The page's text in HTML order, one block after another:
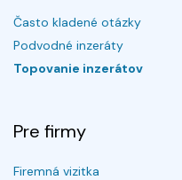
Často kladené otázky
Podvodné inzeráty
Topovanie inzerátov
Pre firmy
Firemná vizitka